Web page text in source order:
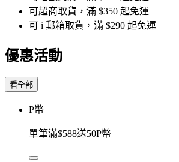
可超商取貨，滿 $350 起免運
可 i 郵箱取貨，滿 $290 起免運
優惠活動
看全部
P幣
單筆滿$588送50P幣